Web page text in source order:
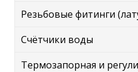
Резьбовые фитинги
Счётчики воды
Термозапорная и